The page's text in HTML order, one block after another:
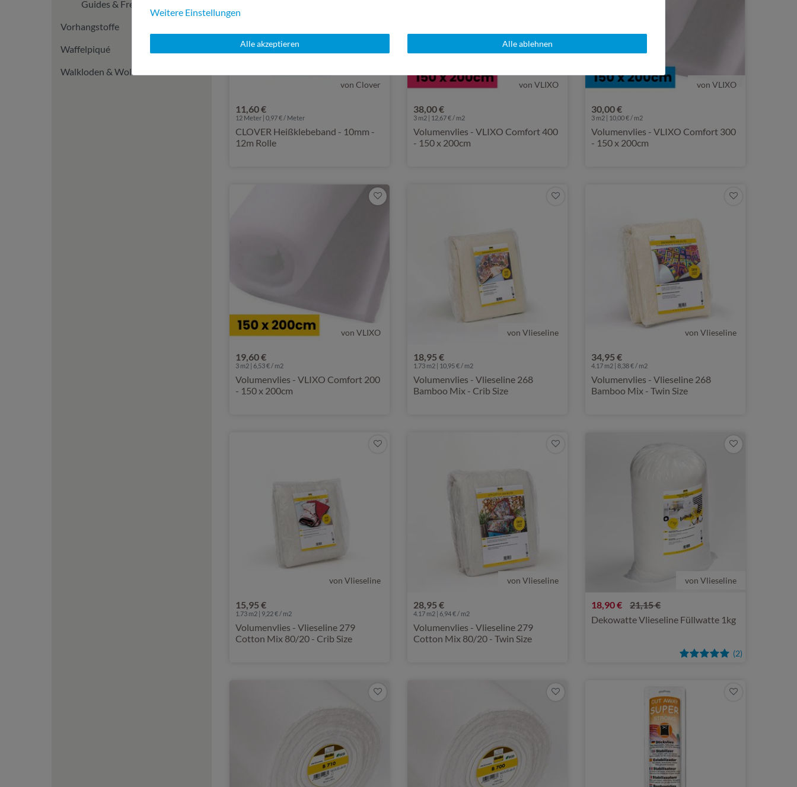
Guides & Freebook
Vorhangstoffe
Waffelpiqué
Walkloden & Wollstoffe
von Clover
11,60 €
12 Meter | 0,97 € / Meter
CLOVER Heißklebeband - 10mm -
12m Rolle
von VLIXO
38,00 €
3 m2 | 12,67 € / m2
Volumenvlies - VLIXO Comfort 400
- 150 x 200cm
von VLIXO
30,00 €
3 m2 | 10,00 € / m2
Volumenvlies - VLIXO Comfort 300
- 150 x 200cm
von VLIXO
19,60 €
3 m2 | 6,53 € / m2
Volumenvlies - VLIXO Comfort 200
- 150 x 200cm
von Vlieseline
18,95 €
1.73 m2 | 10,95 € / m2
Volumenvlies - Vlieseline 268
Bamboo Mix - Crib Size
von Vlieseline
34,95 €
4.17 m2 | 8,38 € / m2
Volumenvlies - Vlieseline 268
Bamboo Mix - Twin Size
von Vlieseline
15,95 €
1.73 m2 | 9,22 € / m2
Volumenvlies - Vlieseline 279
Cotton Mix 80/20 - Crib Size
von Vlieseline
28,95 €
4.17 m2 | 6,94 € / m2
Volumenvlies - Vlieseline 279
Cotton Mix 80/20 - Twin Size
von Vlieseline
18,90 € 21,15 €
(2)
Dekowatte Vlieseline Füllwatte 1kg
Weitere Einstellungen
Alle akzeptieren Alle ablehnen